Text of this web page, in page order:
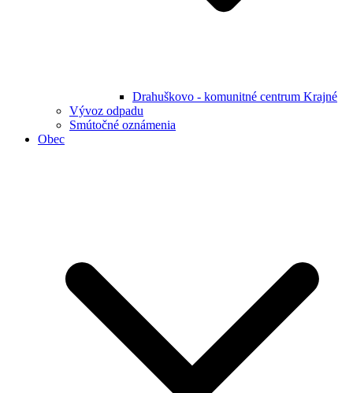
Drahuškovo - komunitné centrum Krajné
Vývoz odpadu
Smútočné oznámenia
Obec